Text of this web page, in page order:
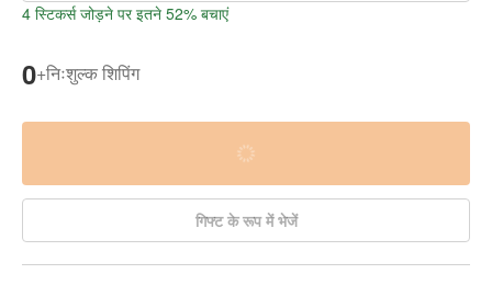
4 स्टिकर्स जोड़ने पर इतने 52% बचाएं
0+निःशुल्क शिपिंग
गिफ्ट के रूप में भेजें